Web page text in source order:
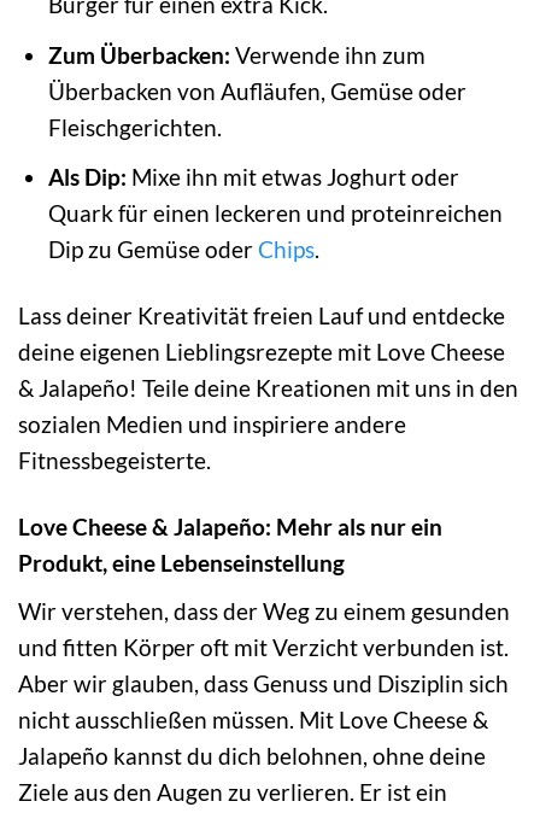
Zum Überbacken: Verwende ihn zum
Überbacken von Aufläufen, Gemüse oder
Fleischgerichten.
Als Dip: Mixe ihn mit etwas Joghurt oder
Quark für einen leckeren und proteinreichen
Dip zu Gemüse oderChips.
Lass deiner Kreativität freien Lauf und entdecke
deine eigenen Lieblingsrezepte mit Love Cheese
& Jalapeño! Teile deine Kreationen mit uns in den
sozialen Medien und inspiriere andere
Fitnessbegeisterte.
Love Cheese & Jalapeño: Mehr als nur ein
Produkt, eine Lebenseinstellung
Wir verstehen, dass der Weg zu einem gesunden
und fitten Körper oft mit Verzicht verbunden ist.
Aber wir glauben, dass Genuss und Disziplin sich
nicht ausschließen müssen. Mit Love Cheese &
Jalapeño kannst du dich belohnen, ohne deine
Ziele aus den Augen zu verlieren. Er ist ein